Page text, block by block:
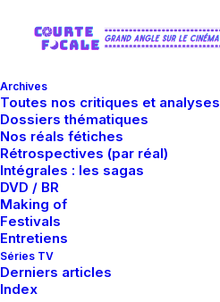
Archives
Toutes nos critiques et analyses
Dossiers thématiques
Nos réals fétiches
Rétrospectives (par réal)
Intégrales : les sagas
DVD / BR
Making of
Festivals
Entretiens
Séries TV
Derniers articles
Index